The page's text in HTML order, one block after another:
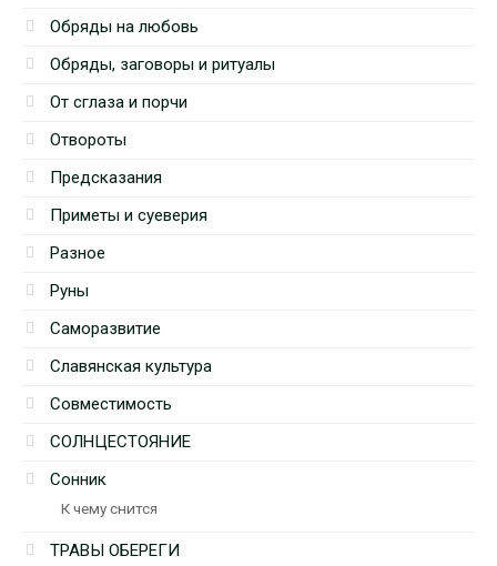
Обряды на любовь
Обряды, заговоры и ритуалы
От сглаза и порчи
Отвороты
Предсказания
Приметы и суеверия
Разное
Руны
Саморазвитие
Славянская культура
Совместимость
СОЛНЦЕСТОЯНИЕ
Сонник
К чему снится
ТРАВЫ ОБЕРЕГИ